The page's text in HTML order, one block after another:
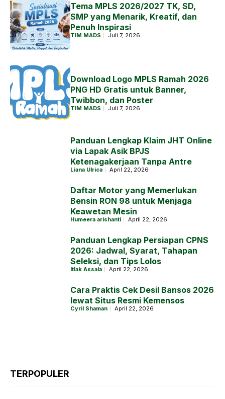
Tema MPLS 2026/2027 TK, SD,
SMP yang Menarik, Kreatif, dan
Penuh Inspirasi
TIM MADS Juli 7, 2026
Download Logo MPLS Ramah 2026
PNG HD Gratis untuk Banner,
Twibbon, dan Poster
TIM MADS Juli 7, 2026
Panduan Lengkap Klaim JHT Online
via Lapak Asik BPJS
Ketenagakerjaan Tanpa Antre
Liana Ulrica April 22, 2026
Daftar Motor yang Memerlukan
Bensin RON 98 untuk Menjaga
Keawetan Mesin
Humeera arishanti April 22, 2026
Panduan Lengkap Persiapan CPNS
2026: Jadwal, Syarat, Tahapan
Seleksi, dan Tips Lolos
Itlak Assala April 22, 2026
Cara Praktis Cek Desil Bansos 2026
lewat Situs Resmi Kemensos
Cyril Shaman April 22, 2026
TERPOPULER